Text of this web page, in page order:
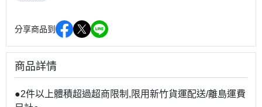
分享商品到
商品詳情
●2件以上體積超過超商限制,限用新竹貨運配送/離島運費